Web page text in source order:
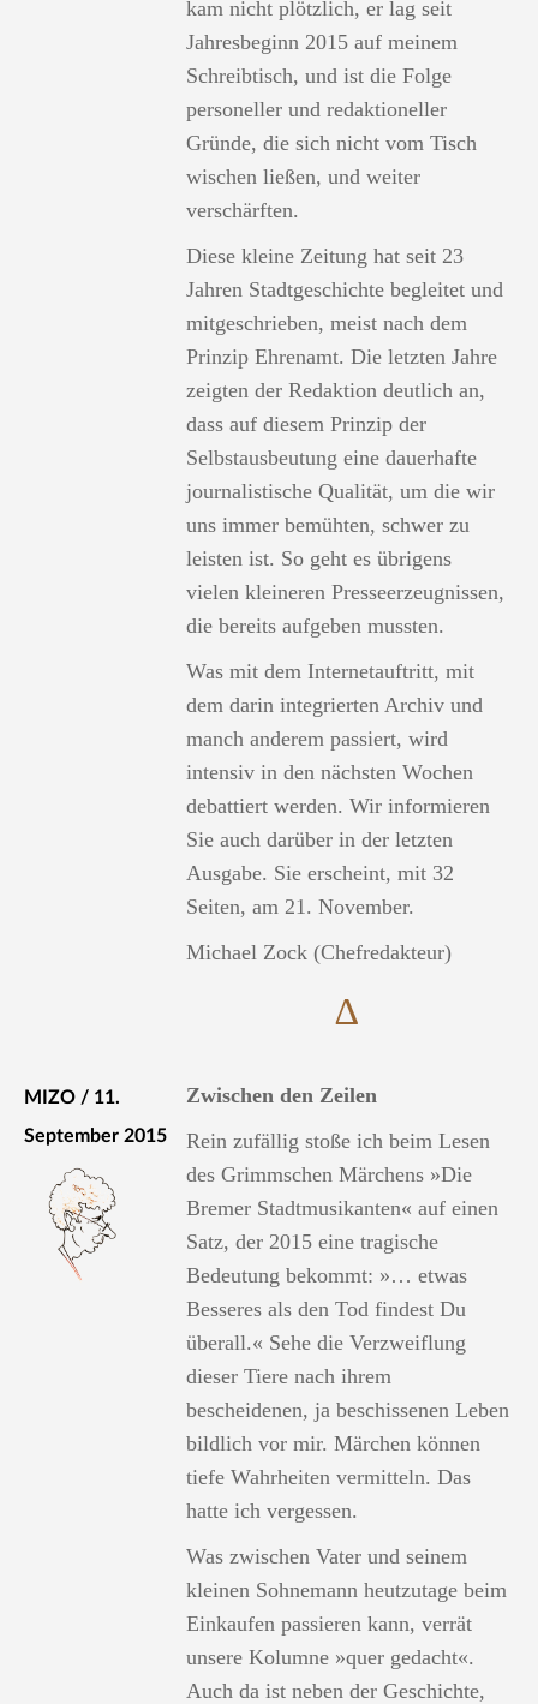
kam nicht plötzlich, er lag seit
Jahresbeginn 2015 auf meinem
Schreibtisch, und ist die Folge
personeller und redaktioneller
Gründe, die sich nicht vom Tisch
wischen ließen, und weiter
verschärften.
Diese kleine Zeitung hat seit 23
Jahren Stadtgeschichte begleitet und
mitgeschrieben, meist nach dem
Prinzip Ehrenamt. Die letzten Jahre
zeigten der Redaktion deutlich an,
dass auf diesem Prinzip der
Selbstausbeutung eine dauerhafte
journalistische Qualität, um die wir
uns immer bemühten, schwer zu
leisten ist. So geht es übrigens
vielen kleineren Presseerzeugnissen,
die bereits aufgeben mussten.
Was mit dem Internetauftritt, mit
dem darin integrierten Archiv und
manch anderem passiert, wird
intensiv in den nächsten Wochen
debattiert werden. Wir informieren
Sie auch darüber in der letzten
Ausgabe. Sie erscheint, mit 32
Seiten, am 21. November.
Michael Zock (Chefredakteur)
∆
MIZO / 11.
September 2015
Zwischen den Zeilen
Rein zufällig stoße ich beim Lesen
des Grimmschen Märchens »Die
Bremer Stadtmusikanten« auf einen
Satz, der 2015 eine tragische
Bedeutung bekommt: »… etwas
Besseres als den Tod findest Du
überall.« Sehe die Verzweiflung
dieser Tiere nach ihrem
bescheidenen, ja beschissenen Leben
bildlich vor mir. Märchen können
tiefe Wahrheiten vermitteln. Das
hatte ich vergessen.
Was zwischen Vater und seinem
kleinen Sohnemann heutzutage beim
Einkaufen passieren kann, verrät
unsere Kolumne »quer gedacht«.
Auch da ist neben der Geschichte,